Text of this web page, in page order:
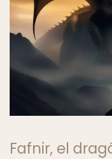
Fafnir, el